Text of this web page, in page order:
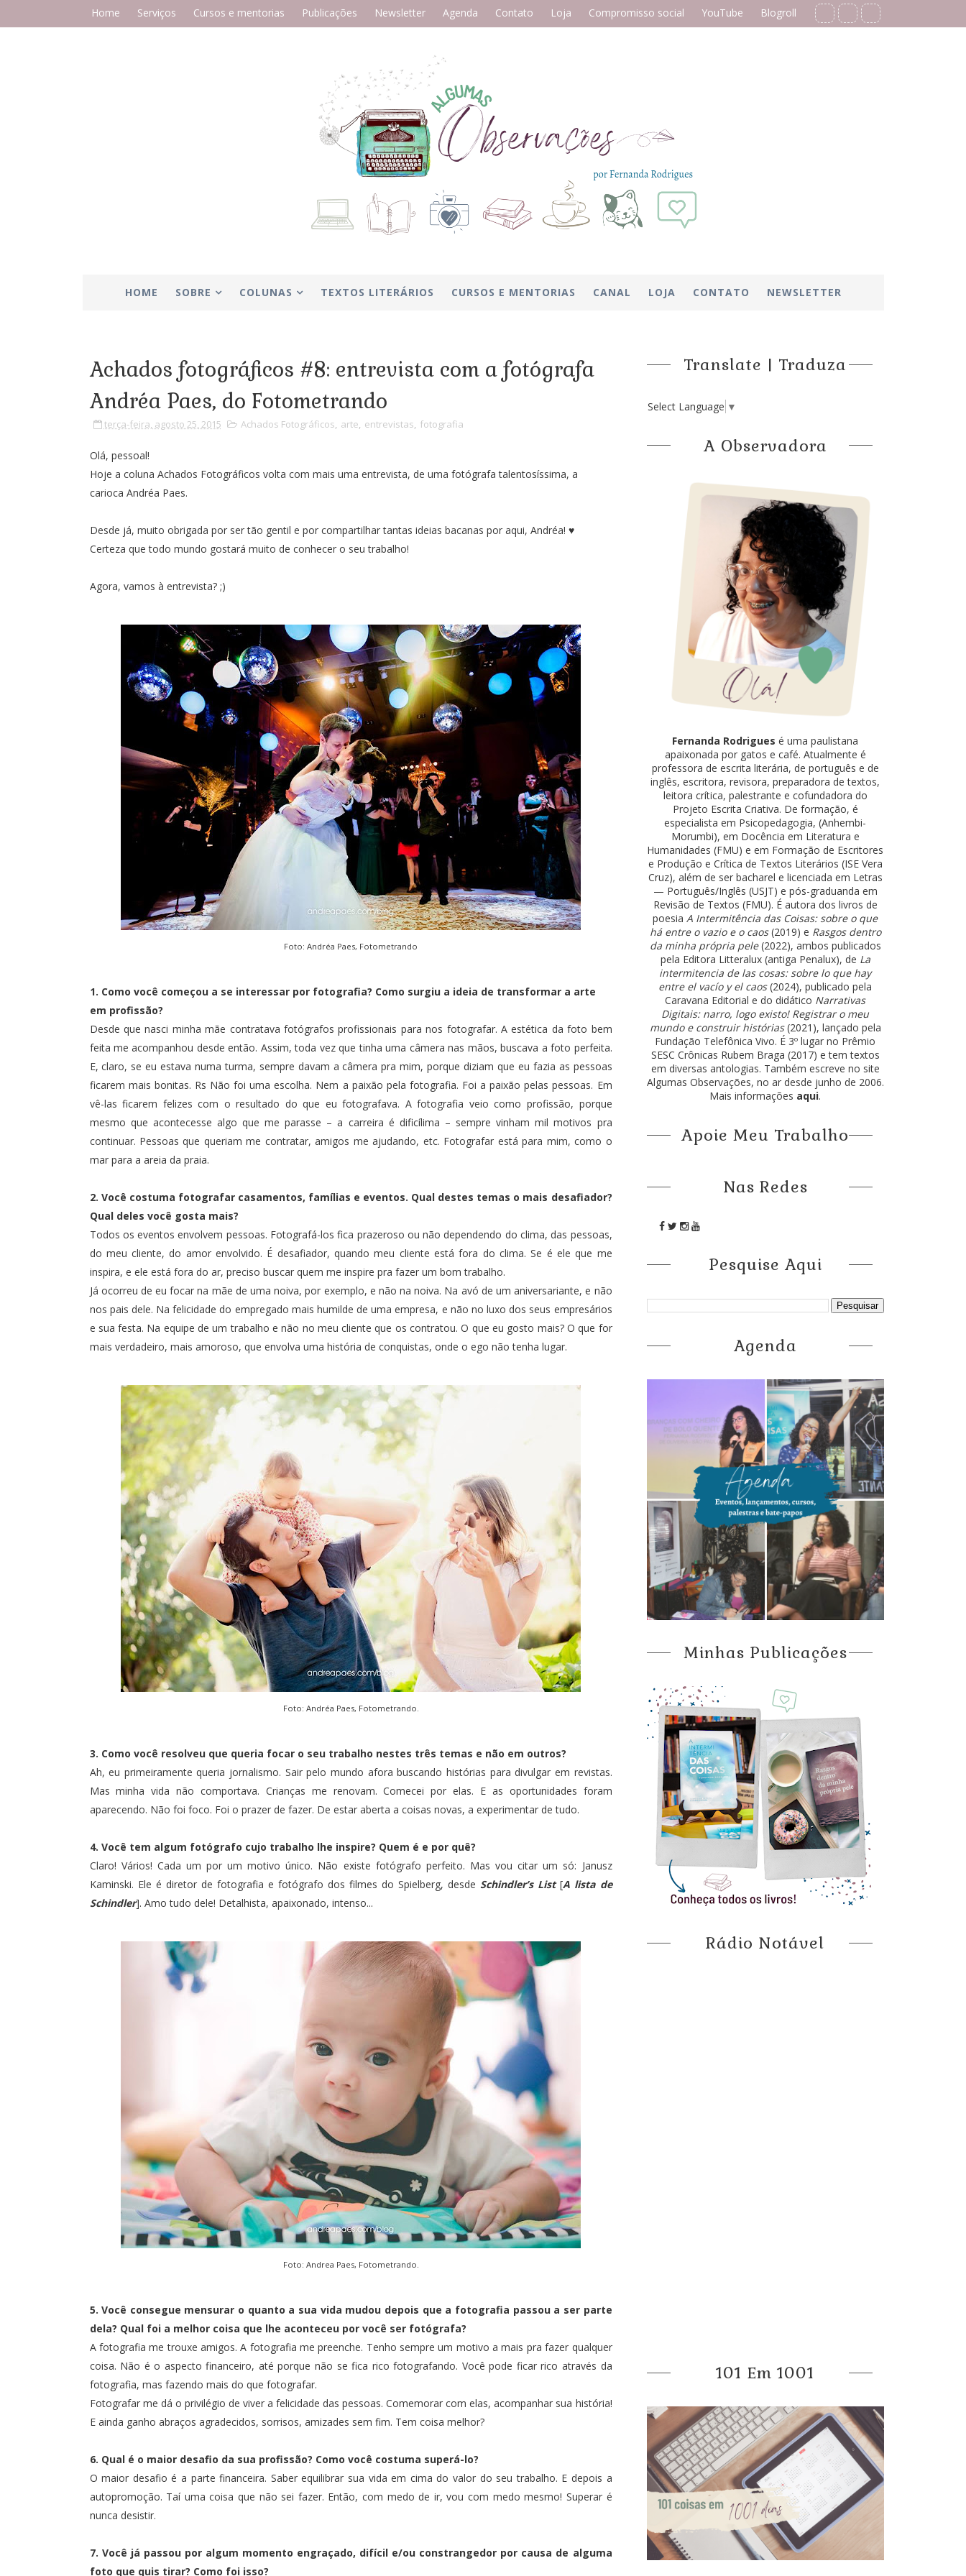
Home Serviços Cursos e mentorias Publicações Newsletter Agenda Contato Loja Compromisso social YouTube Blogroll
HOME SOBRE COLUNAS TEXTOS LITERÁRIOS CURSOS E MENTORIAS CANAL LOJA CONTATO NEWSLETTER
Achados fotográficos #8: entrevista com a fotógrafa
Andréa Paes, do Fotometrando
terça-feira, agosto 25, 2015 Achados Fotográficos, arte, entrevistas, fotografia
Olá, pessoal!
Hoje a coluna Achados Fotográficos volta com mais uma entrevista, de uma fotógrafa talentosíssima, a
carioca Andréa Paes.
Desde já, muito obrigada por ser tão gentil e por compartilhar tantas ideias bacanas por aqui, Andréa! ♥
Certeza que todo mundo gostará muito de conhecer o seu trabalho!
Agora, vamos à entrevista? ;)
Foto:Andréa Paes, Fotometrando
1. Como você começou a se interessar por fotografia? Como surgiu a ideia de transformar a arte
em profissão?
Desde que nasci minha mãe contratava fotógrafos profissionais para nos fotografar. A estética da foto bem
feita me acompanhou desde então. Assim, toda vez que tinha uma câmera nas mãos, buscava a foto perfeita.
E, claro, se eu estava numa turma, sempre davam a câmera pra mim, porque diziam que eu fazia as pessoas
ficarem mais bonitas. Rs Não foi uma escolha. Nem a paixão pela fotografia. Foi a paixão pelas pessoas. Em
vê-las ficarem felizes com o resultado do que eu fotografava. A fotografia veio como profissão, porque
mesmo que acontecesse algo que me parasse – a carreira é dificílima – sempre vinham mil motivos pra
continuar. Pessoas que queriam me contratar, amigos me ajudando, etc. Fotografar está para mim, como o
mar para a areia da praia.
2. Você costuma fotografar casamentos, famílias e eventos. Qual destes temas o mais desafiador?
Qual deles você gosta mais?
Todos os eventos envolvem pessoas. Fotografá-los fica prazeroso ou não dependendo do clima, das pessoas,
do meu cliente, do amor envolvido. É desafiador, quando meu cliente está fora do clima. Se é ele que me
inspira, e ele está fora do ar, preciso buscar quem me inspire pra fazer um bom trabalho.
Já ocorreu de eu focar na mãe de uma noiva, por exemplo, e não na noiva. Na avó de um aniversariante, e não
nos pais dele. Na felicidade do empregado mais humilde de uma empresa, e não no luxo dos seus empresários
e sua festa. Na equipe de um trabalho e não no meu cliente que os contratou. O que eu gosto mais? O que for
mais verdadeiro, mais amoroso, que envolva uma história de conquistas, onde o ego não tenha lugar.
Foto: Andréa Paes, Fotometrando.
3. Como você resolveu que queria focar o seu trabalho nestes três temas e não em outros?
Ah, eu primeiramente queria jornalismo. Sair pelo mundo afora buscando histórias para divulgar em revistas.
Mas minha vida não comportava. Crianças me renovam. Comecei por elas. E as oportunidades foram
aparecendo. Não foi foco. Foi o prazer de fazer. De estar aberta a coisas novas, a experimentar de tudo.
4. Você tem algum fotógrafo cujo trabalho lhe inspire? Quem é e por quê?
Claro! Vários! Cada um por um motivo único. Não existe fotógrafo perfeito. Mas vou citar um só: Janusz
Kaminski. Ele é diretor de fotografia e fotógrafo dos filmes do Spielberg, desde Schindler’s List[A lista de
Schindler]. Amo tudo dele! Detalhista, apaixonado, intenso...
Foto: Andrea Paes, Fotometrando.
5. Você consegue mensurar o quanto a sua vida mudou depois que a fotografia passou a ser parte
dela? Qual foi a melhor coisa que lhe aconteceu por você ser fotógrafa?
A fotografia me trouxe amigos. A fotografia me preenche. Tenho sempre um motivo a mais pra fazer qualquer
coisa. Não é o aspecto financeiro, até porque não se fica rico fotografando. Você pode ficar rico através da
fotografia, mas fazendo mais do que fotografar.
Fotografar me dá o privilégio de viver a felicidade das pessoas. Comemorar com elas, acompanhar sua história!
E ainda ganho abraços agradecidos, sorrisos, amizades sem fim. Tem coisa melhor?
6. Qual é o maior desafio da sua profissão? Como você costuma superá-lo?
O maior desafio é a parte financeira. Saber equilibrar sua vida em cima do valor do seu trabalho. E depois a
autopromoção. Taí uma coisa que não sei fazer. Então, com medo de ir, vou com medo mesmo! Superar é
nunca desistir.
7. Você já passou por algum momento engraçado, difícil e/ou constrangedor por causa de alguma
foto que quis tirar? Como foi isso?
Translate | Traduza
Select Language ▼
A Observadora
Fernanda Rodrigues é uma paulistana
apaixonada por gatos e café. Atualmente é
professora de escrita literária, de português e de
inglês, escritora, revisora, preparadora de textos,
leitora crítica, palestrante e cofundadora do
Projeto Escrita Criativa. De formação, é
especialista em Psicopedagogia, (Anhembi-
Morumbi), em Docência em Literatura e
Humanidades (FMU) e em Formação de Escritores
e Produção e Crítica de Textos Literários (ISE Vera
Cruz), além de ser bacharel e licenciada em Letras
— Português/Inglês (USJT) e pós-graduanda em
Revisão de Textos (FMU). É autora dos livros de
poesia A Intermitência das Coisas: sobre o que
há entre o vazio e o caos(2019) e Rasgos dentro
da minha própria pele(2022), ambos publicados
pela Editora Litteralux (antiga Penalux), de La
intermitencia de las cosas: sobre lo que hay
entre el vacío y el caos(2024), publicado pela
Caravana Editorial e do didático Narrativas
Digitais: narro, logo existo! Registrar o meu
mundo e construir histórias(2021), lançado pela
Fundação Telefônica Vivo. É 3º lugar no Prêmio
SESC Crônicas Rubem Braga (2017) e tem textos
em diversas antologias. Também escreve no site
Algumas Observações, no ar desde junho de 2006.
Mais informações aqui.
Apoie Meu Trabalho
Nas Redes
Pesquise Aqui
Agenda
Minhas Publicações
Rádio Notável
101 Em 1001